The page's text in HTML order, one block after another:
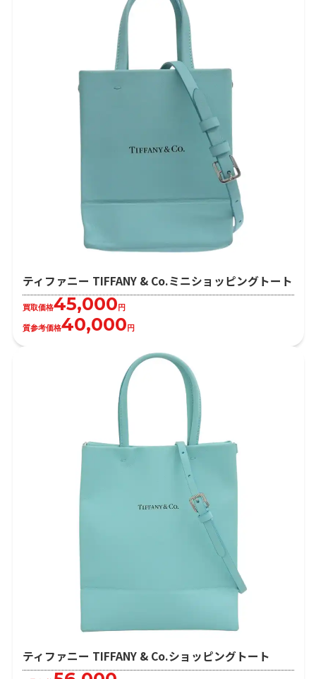
ティファニー TIFFANY & Co.ミニショッピングトート
買取価格45,000円
質参考価格40,000円
ティファニー TIFFANY & Co.ショッピングトート